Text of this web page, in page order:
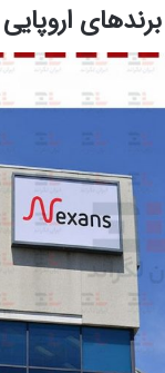
اروپایی